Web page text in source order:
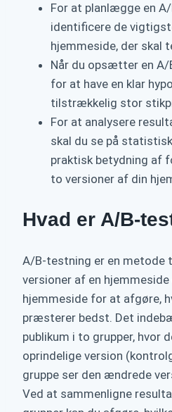
For at planlægge en
identificere de
hjemmeside, der skal
Når du opsætter en
for at have en klar
tilstrækkelig stor
For at analysere
skal du se på
praktisk betydning af
to versioner af din
Hvad er A/B-
A/B-testning er en metode
versioner af en
hjemmeside for at afgøre,
præsterer bedst. Det
publikum i to grupper, hvor
oprindelige version
gruppe ser den ændrede
Ved at sammenligne